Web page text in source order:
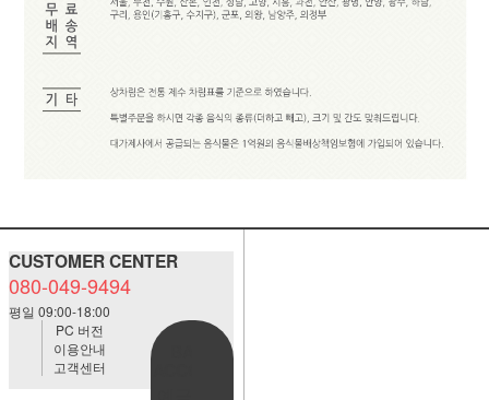
CUSTOMER CENTER
080-049-9494
평일 09:00-18:00
PC 버전
이용안내
고객센터